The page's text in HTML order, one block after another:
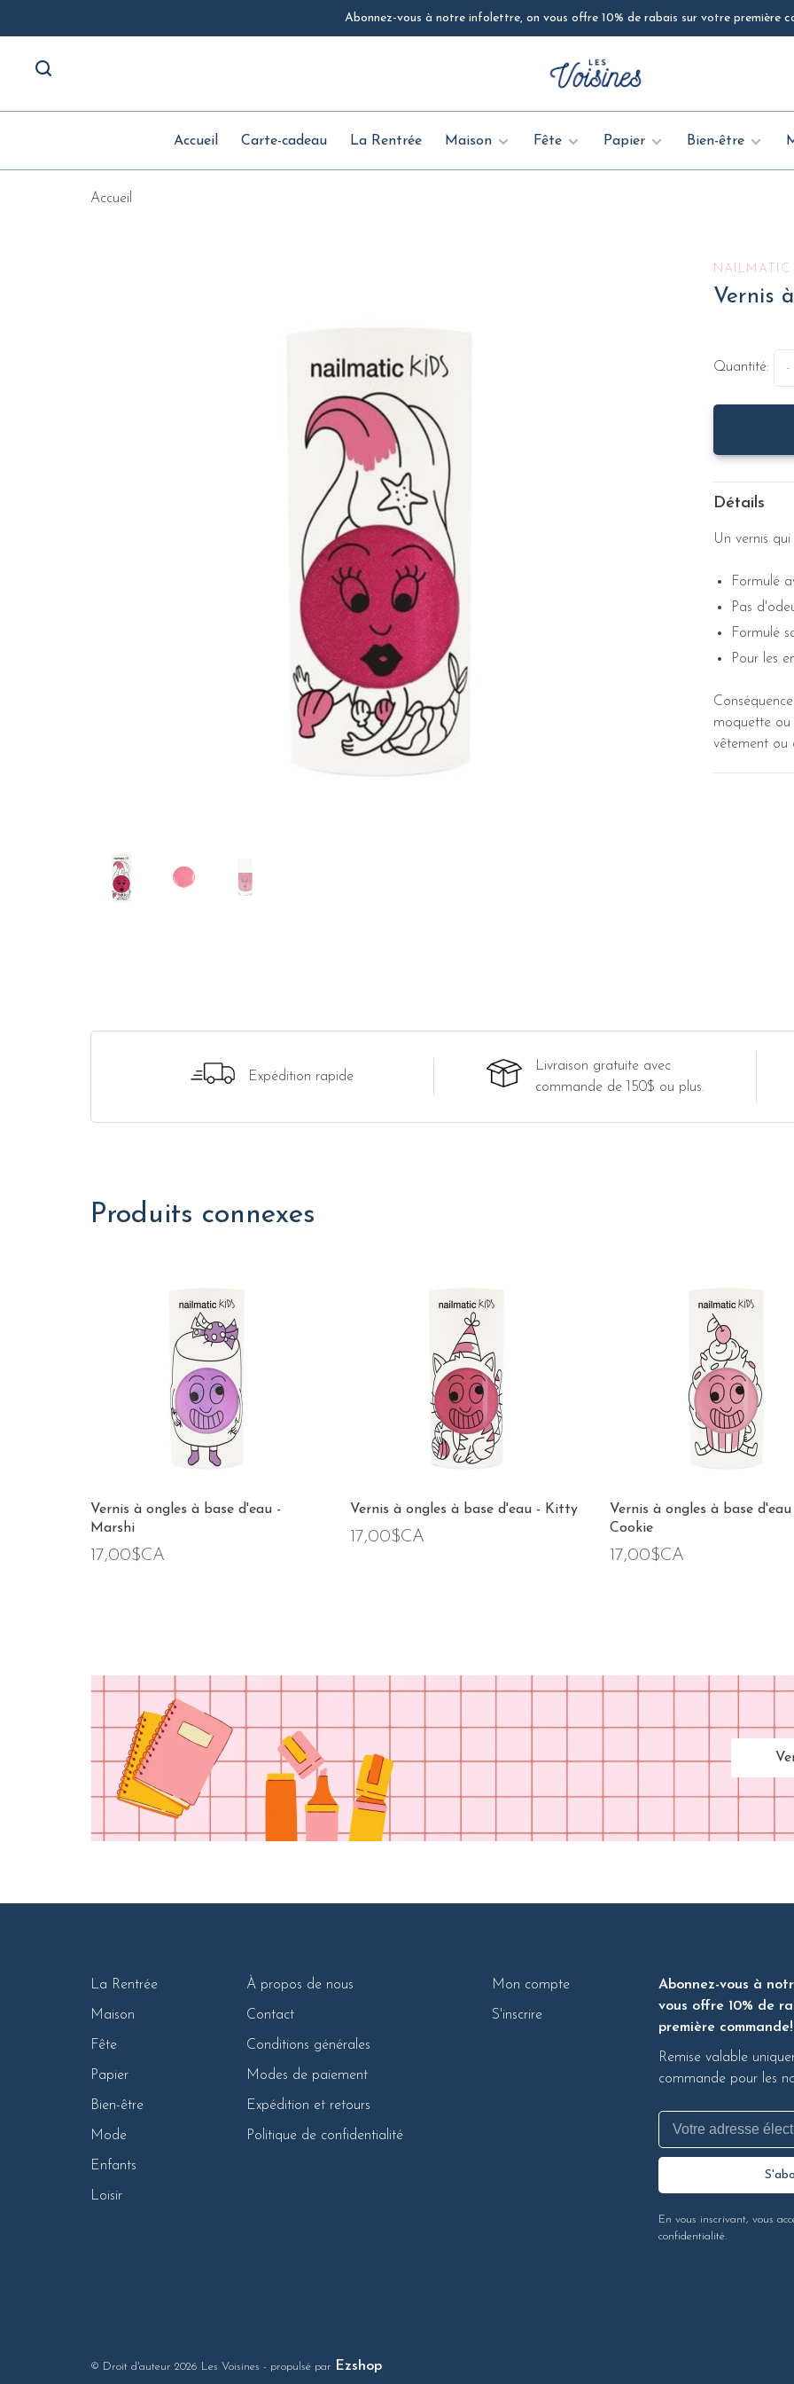
Abonnez-vous à notre infolettre, on vous offre 10% de rabais sur votre première
Accueil Carte-cadeau La Rentrée Maison Fête Papier Bien-être
Accueil
NAILMATIC
Vernis
Quantité: -
Détails
Un vernis
Formulé
Pas
Formulé
Pour les
moquette ou
vêtement ou
Expédition rapide
Livraison gratuite avec
commande de 150$ ou plus.
Produits connexes
Vernis à ongles à base d'eau -
Marshi
17,00$CA
Vernis à ongles à base d'eau - Kitty
17,00$CA
Vernis à ongles à base d'eau
Cookie
17,00$CA
La Rentrée
Maison
Fête
Papier
Bien-être
Mode
Enfants
Loisir
À propos de nous
Contact
Conditions générales
Modes de paiement
Expédition et retours
Politique de confidentialité
Mon compte
S'inscrire
Abonnez-vous à
vous offre 10% de
première commande!
Remise valable
commande pour les
En vous inscrivant, vous
confidentialité.
© Droit d'auteur 2026 Les Voisines - propulsé par Ezshop